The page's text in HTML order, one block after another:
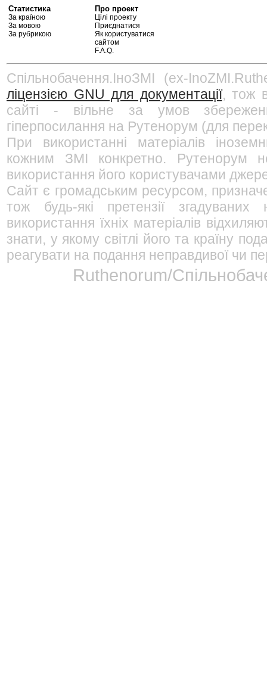
Статистика
За країною
За мовою
За рубрикою
Про проект
Цілі проекту
Приєднатися
Як користуватися
сайтом
F.A.Q.
Спільнобачення.ІноЗМІ (ex-
ліцензією GNU для документації, тож
сайті - вільне за умов
гіперпосилання на Рутенорум (для
При використанні матеріалів
кожним ЗМІ конкретно. Рутенорум
використання його користувачами
Сайт є громадським ресурсом,
тож будь-які претензії
використання їхніх матеріалів
знати, у якому світлі його та країну
реагувати на подання неправдивої чи
Ruthenorum/